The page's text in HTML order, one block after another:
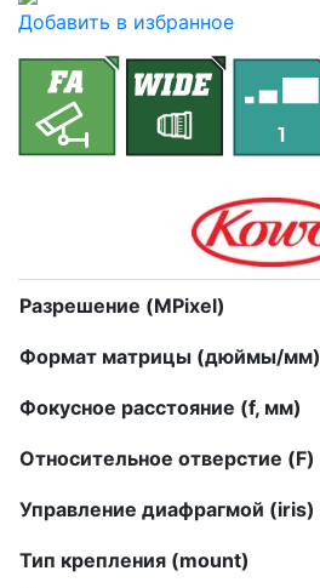
Добавить в избранное
Разрешение (MPixel)
Формат матрицы (дюймы/мм)
Фокусное расстояние (f, мм)
Относительное отверстие (F)
Управление диафрагмой (iris)
Тип крепления (mount)